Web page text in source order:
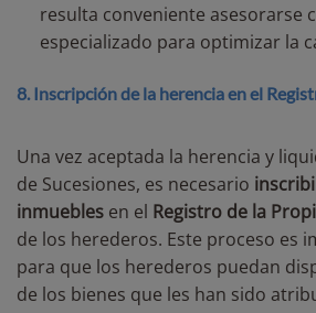
resulta conveniente asesorarse
especializado para optimizar la
8. Inscripción de la herencia en el
Una vez aceptada la herencia y
de Sucesiones, es necesario
inmuebles en el Registro de la
de los herederos. Este proceso es
para que los herederos puedan
de los bienes que les han sido